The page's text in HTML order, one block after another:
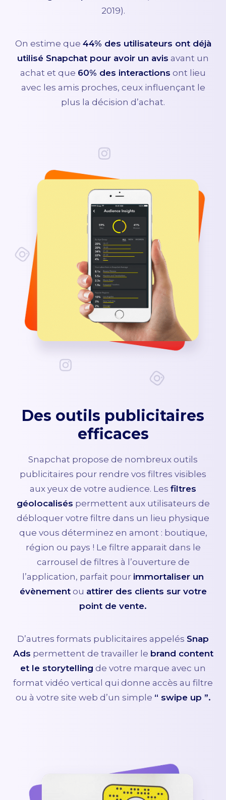
2019).
On estime que 44% des utilisateurs ont déjà
utilisé Snapchat pour avoir un avis avant un
achat et que 60% des interactions ont lieu
avec les amis proches, ceux influençant le
plus la décision d’achat.
Des outils publicitaires
efficaces
Snapchat propose de nombreux outils
publicitaires pour rendre vos filtres visibles
aux yeux de votre audience. Les filtres
géolocalisés permettent aux utilisateurs de
débloquer votre filtre dans un lieu physique
que vous déterminez en amont : boutique,
région ou pays ! Le filtre apparait dans le
carrousel de filtres à l’ouverture de
l’application, parfait pour immortaliser un
évènementou attirer des clients sur votre
point de vente.
D’autres formats publicitaires appelés Snap
Ads permettent de travailler le brand content
et le storytelling de votre marque avec un
format vidéo vertical qui donne accès au filtre
ou à votre site web d’un simple “ swipe up ”.